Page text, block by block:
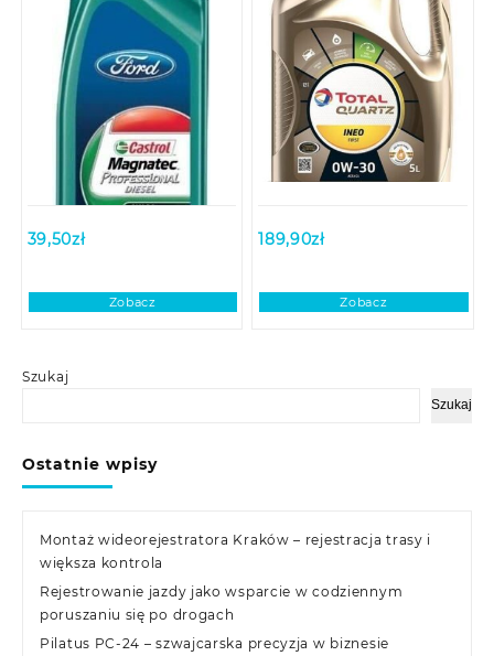
Szukaj
Szukaj
Ostatnie wpisy
Montaż wideorejestratora Kraków – rejestracja trasy i
większa kontrola
Rejestrowanie jazdy jako wsparcie w codziennym
poruszaniu się po drogach
Pilatus PC-24 – szwajcarska precyzja w biznesie
39,50zł
Zobacz
189,90zł
Zobacz